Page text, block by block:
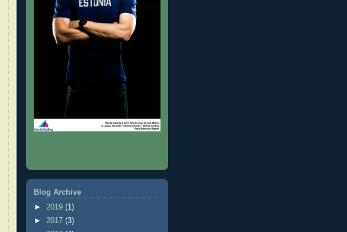
Blog Archive
► 2019 (1)
► 2017 (3)